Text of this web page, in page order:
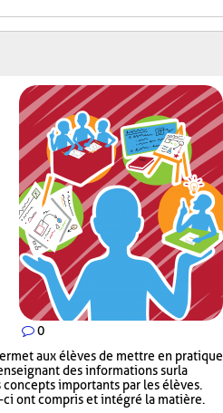
0
aux élèves de mettre en pratique
des informations sur la
importants par les élèves.
ci ont compris et intégré la matière.